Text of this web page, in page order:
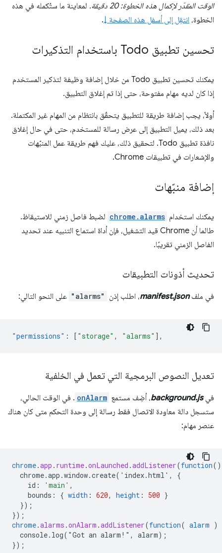
الوقت المقدّر لإكمال هذه الخطوة: 20 دقيقة.
لمعاينة ما ستُكمله في هذه
الخطوة، انتقِل إلى أسفل هذه الصفحة ↓.
تحسين تطبيق Todo باستخدام التذكيرات
يمكنك تحسين تطبيق Todo من خلال إضافة وظيفة لتذكير المستخدم
إذا كان لديه مهام مفتوحة، حتى إذا تم إغلاق التطبيق.
أولاً، يجب إضافة طريقة للتطبيق يتحقّق بانتظام من المهام غير المكتملة.
بعد ذلك، يميل التطبيق إلى عرض رسالة للمستخدم، حتى في حال إغلاق
نافذة تطبيق Todo. لتحقيق ذلك، عليك فهم طريقة عمل المنبّهات
والإشعارات في تطبيقات Chrome.
إضافة منبّهات
يمكنك استخدام chrome.alarms لضبط فاصل زمني للاستيقاظ.
طالما أن Chrome قيد التشغيل، فإن أداة استماع التنبيه عند تحديد
الفاصل الزمني تقريبًا.
تحديث أذونات التطبيقات
في ملفmanifest.json، اطلب إذن "alarms" على النحو التالي:
"permissions" : [ "storage" , "alarms" ],
تعديل النصوص البرمجية التي تعمل في الخلفية
فيbackground.js، أضِف مستمع onAlarm . في الوقت الحالي،
ستسجل دالة معاودة الاتصال فقط رسالة إلى وحدة التحكم متى كان هناك
عنصر مهام:
chrome.app . runtime.onLaunched .addListener(function()
chrome.app.window.create('index.html',
{
id : 'main' ,
bounds : { width : 620, height : 500 }
});
});
chrome.alarms .onAlarm .addListener(function( alarm )
console.log("Got an alarm!", alarm) ;
});